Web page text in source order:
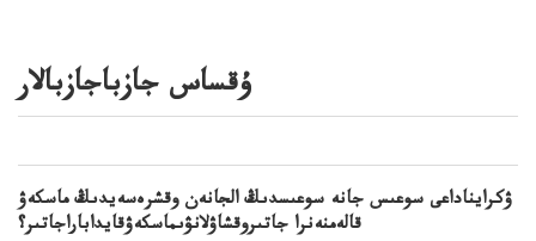
ۇقساس جازباجازبالار
ۋكرايناداعى سوعىس جانە سوعىسدىڭ الجانەن وقشرەسەيدىڭ ماسكەۋ
قالەمنەنرا جاتىروقشاۋلانۋىماسكەۋقايداباراجاتىر؟